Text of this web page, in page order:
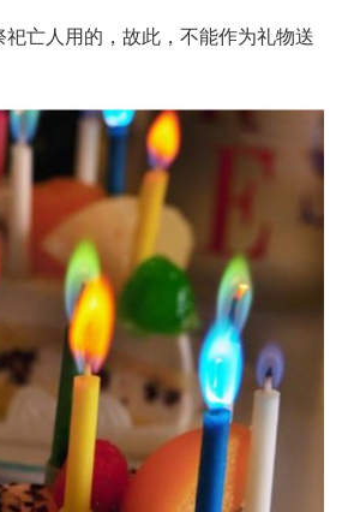
亡人用的，故此，不能作为礼物送